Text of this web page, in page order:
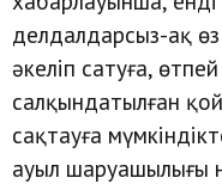
делдалдарсыз-ақ өз
әкеліп сатуға,
салқындатылған
сақтауға
ауыл шаруашылығы